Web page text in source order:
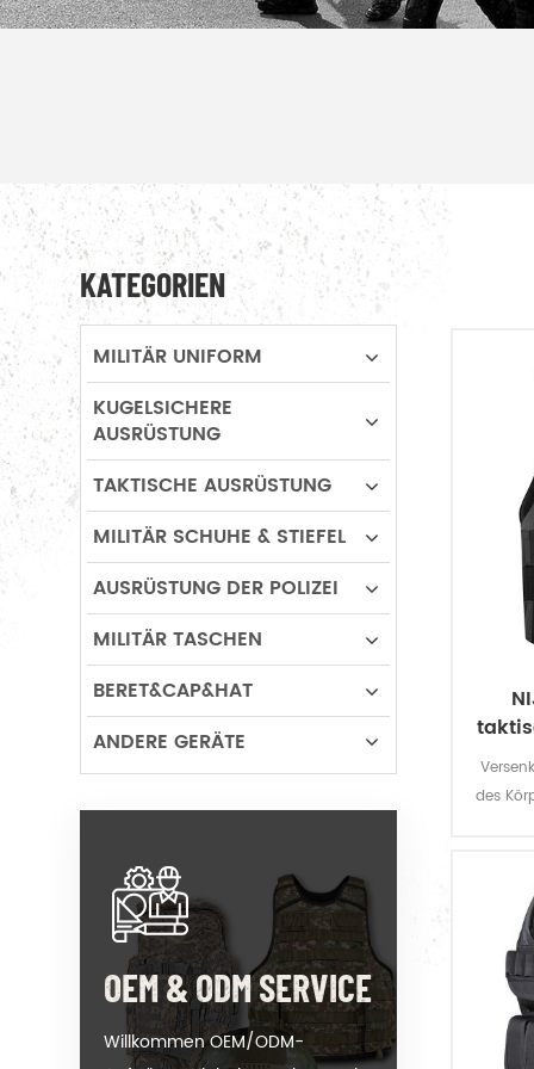
des
KATEGORIEN
MILITÄR UNIFORM
KUGELSICHERE
AUSRÜSTUNG
TAKTISCHE AUSRÜSTUNG
MILITÄR SCHUHE & STIEFEL
AUSRÜSTUNG DER POLIZEI
MILITÄR TASCHEN
BERET&CAP&HAT
ANDERE GERÄTE
OEM & ODM SERVICE
Willkommen OEM/ODM-